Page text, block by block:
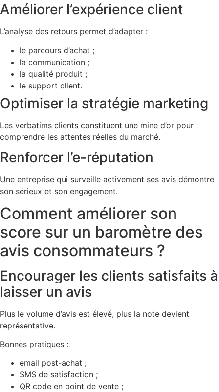
Améliorer l’expérience client
L’analyse des retours permet d’adapter :
le parcours d’achat ;
la communication ;
la qualité produit ;
le support client.
Optimiser la stratégie marketing
Les verbatims clients constituent une mine d’or pour
comprendre les attentes réelles du marché.
Renforcer l’e-réputation
Une entreprise qui surveille activement ses avis démontre
son sérieux et son engagement.
Comment améliorer son
score sur un baromètre des
avis consommateurs ?
Encourager les clients satisfaits à
laisser un avis
Plus le volume d’avis est élevé, plus la note devient
représentative.
Bonnes pratiques :
email post-achat ;
SMS de satisfaction ;
QR code en point de vente ;